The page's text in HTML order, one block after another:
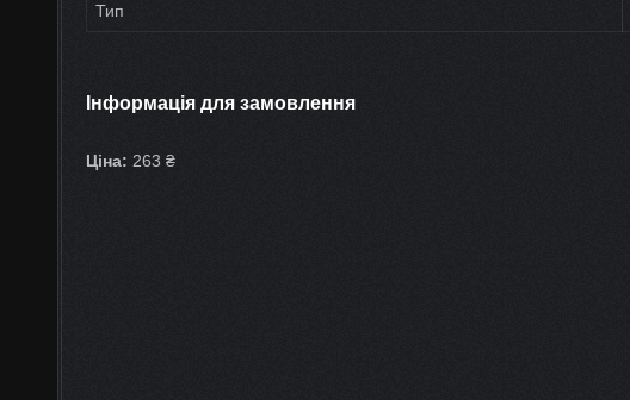
Тип
Інформація для замовлення
Ціна: 263 ₴